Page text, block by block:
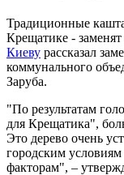
Традиционные
Крещатике -
Киеву рассказал
коммунального
Заруба.
"По результатам
для Крещатика",
Это дерево очень
городским
факторам", –